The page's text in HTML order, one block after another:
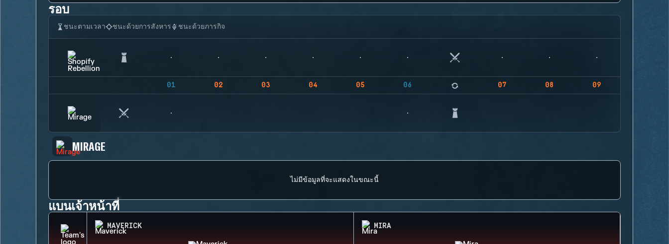
รอบ
ชนะตามเวลา ชนะด้วยการสังหาร ชนะด้วยภารกิจ
01 02 03 04 05 06 07 08 09
MIRAGE
ไม่มีข้อมูลที่จะแสดงในขณะนี้
แบนเจ้าหน้าที่
MAVERICK MIRA